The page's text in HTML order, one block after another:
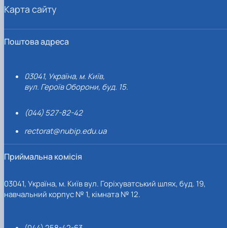
Поштова адреса
03041, Україна, м. Київ,
вул. Героїв Оборони, буд. 15.
(044) 527-82-42
rectorat@nubip.edu.ua
Приймальна комісія
03041, Україна, м. Київ вул. Горіхуватський шлях, буд. 19,
навчальний корпус № 1, кімната № 12.
Карта сайту